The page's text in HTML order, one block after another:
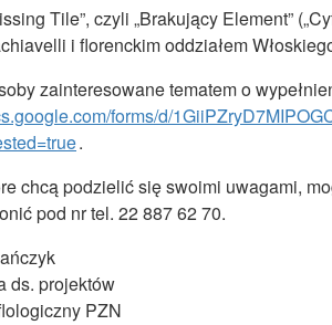
Tile”, czyli „Brakujący Element”
i florenckim oddziałem
zainteresowane tematem o
forms/d/
.
chcą podzielić się swoimi uwagami,
pod nr tel. 22 887 62 70.
ds. projektów
PZN